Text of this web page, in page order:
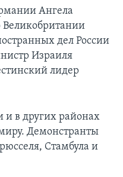
Ангела
дел России
Израиля
лидер
в других районах
Демонстранты
Стамбула и